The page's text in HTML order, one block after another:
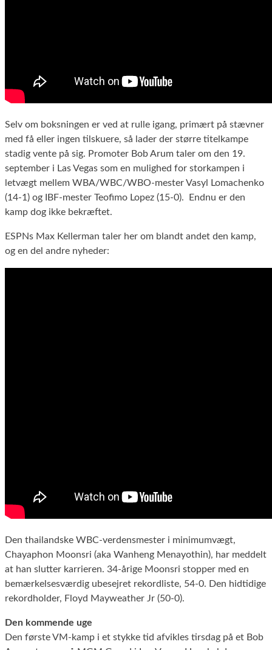
Selv om boksningen er ved at rulle igang, primært på stævner
med få eller ingen tilskuere, så lader der større titelkampe
stadig vente på sig. Promoter Bob Arum taler om den 19.
september i Las Vegas som en mulighed for storkampen i
letvægt mellem WBA/WBC/WBO-mester Vasyl Lomachenko
(14-1) og IBF-mester Teofimo Lopez (15-0). Endnu er den
kamp dog ikke bekræftet.
ESPNs Max Kellerman taler her om blandt andet den kamp,
og en del andre nyheder:
Den thailandske WBC-verdensmester i minimumvægt,
Chayaphon Moonsri (aka Wanheng Menayothin), har meddelt
at han slutter karrieren. 34-årige Moonsri stopper med en
bemærkelsesværdig ubesejret rekordliste, 54-0. Den hidtidige
rekordholder, Floyd Mayweather Jr (50-0).
Den kommende uge
Den første VM-kamp i et stykke tid afvikles tirsdag på et Bob